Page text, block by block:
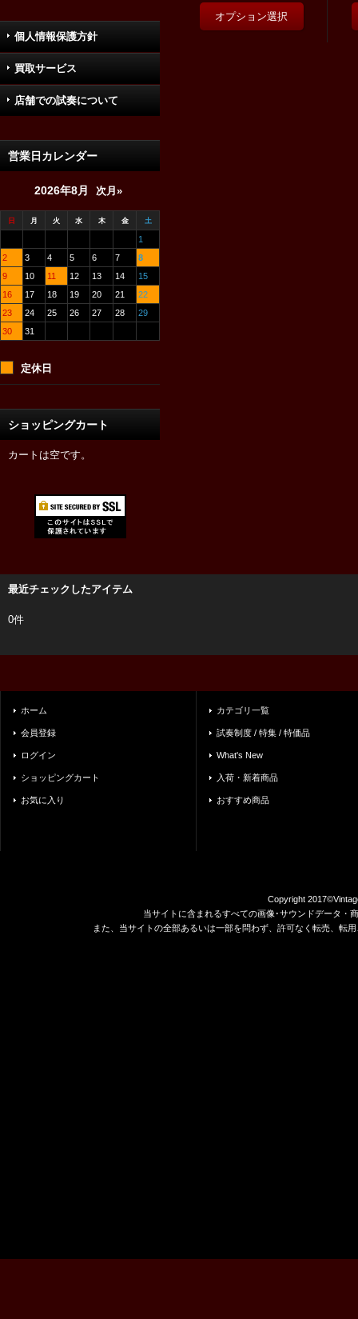
個人情報保護方針
買取サービス
店舗での試奏について
営業日カレンダー
2026年8月 次月»
日 月 火 水 木 金 土
1
2
3 4 5 6 7
8
9
10 11 12 13 14
15
16
17 18 19 20 21
22
23
24 25 26 27 28
29
30
31
定休日
ショッピングカート
カートは空です。
最近チェックしたアイテム
0件
ホーム
会員登録
ログイン
ショッピングカート
お気に入り
カテゴリ一覧
試奏制度 / 特集 / 特価品
What's New
入荷・新着商品
おすすめ商品
Copyright
当サイトに含まれるすべての画像･サウンドデータ・
また、当サイトの全部あるいは一部を問わず、許可なく転売、転